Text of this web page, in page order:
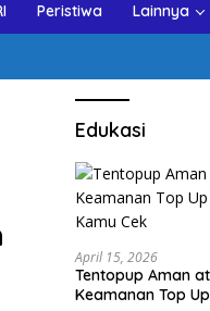
Peristiwa Lainnya
Edukasi
April 15, 2026
Tentopup Aman
Keamanan Top